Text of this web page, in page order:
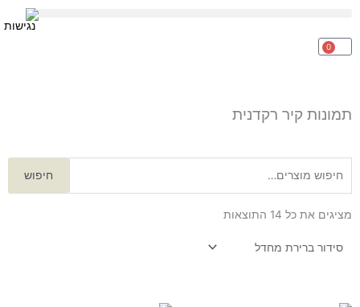
0
עגלת
תמונות קיר רקדנית
עבור:
חיפוש
מציגים את כל ⁦14⁩ התוצאות